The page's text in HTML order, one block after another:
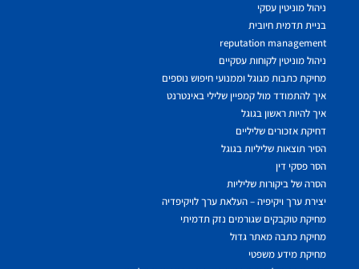
ניהול מוניטין עסקי
בניית תדמית חיובית
reputation management
ניהול מוניטין לקוחות עסקיים
מחיקת כתבות מגוגל וממנועי חיפוש נוספים
איך להתמודד מול קמפיין שלילי באינטרנט
איך להיות ראשון בגוגל
דחיקת אזכורים שליליים
הסיר תוצאות שליליות בגוגל
הסר פסקי דין
הסרה של ביקורות שליליות
יצירת ערך ויקיפיה – העלאת ערך לויקיפדיה
מחיקת טוקבקים שגורמים נזק תדמיתי
מחיקת כתבה מאתר גדול
מחיקת מידע משפטי